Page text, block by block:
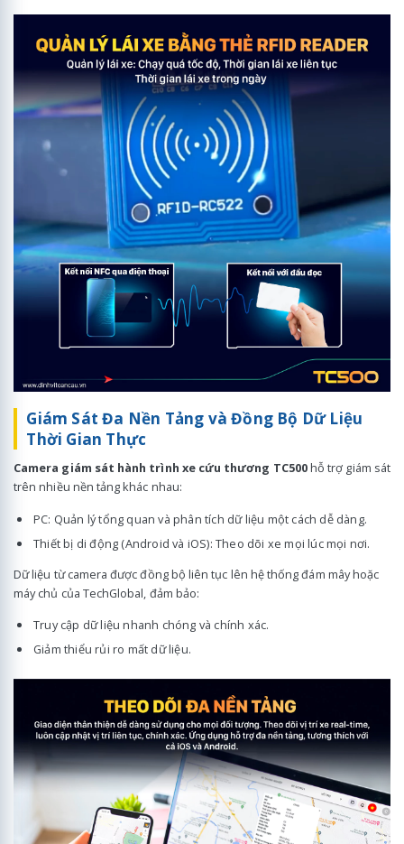
Giám Sát Đa Nền Tảng và Đồng Bộ Dữ Liệu
Thời Gian Thực
Camera giám sát hành trình xe cứu thương TC500hỗ trợ giám sát
trên nhiều nền tảng khác nhau:
PC: Quản lý tổng quan và phân tích dữ liệu một cách dễ dàng.
Thiết bị di động (Android và iOS): Theo dõi xe mọi lúc mọi nơi.
Dữ liệu từ camera được đồng bộ liên tục lên hệ thống đám mây hoặc
máy chủ của TechGlobal, đảm bảo:
Truy cập dữ liệu nhanh chóng và chính xác.
Giảm thiểu rủi ro mất dữ liệu.